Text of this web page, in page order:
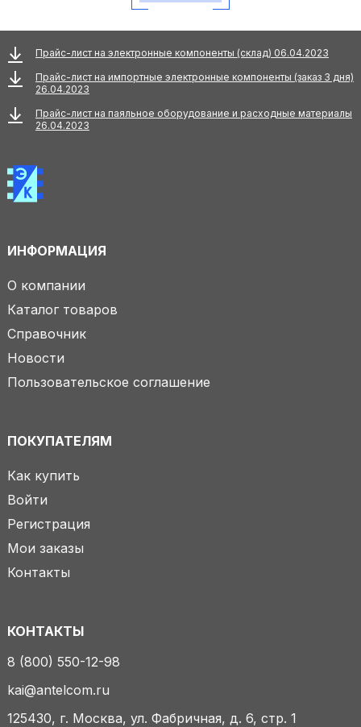
Прайс-лист на электронные компоненты (склад) 06.04.2023
Прайс-лист на импортные электронные компоненты (заказ 3 дня)
26.04.2023
Прайс-лист на паяльное оборудование и расходные материалы
26.04.2023
ИНФОРМАЦИЯ
О компании
Каталог товаров
Справочник
Новости
Пользовательское соглашение
ПОКУПАТЕЛЯМ
Как купить
Войти
Регистрация
Мои заказы
Контакты
КОНТАКТЫ
8 (800) 550-12-98
kai@antelcom.ru
125430, г. Москва, ул. Фабричная, д. 6, стр. 1